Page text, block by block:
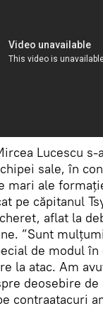
Lucescu s-
sale, în
mari ale
pe căpitanul
aflat la
”Sunt
de modul în
la atac. Am
deosebire
contraatacuri